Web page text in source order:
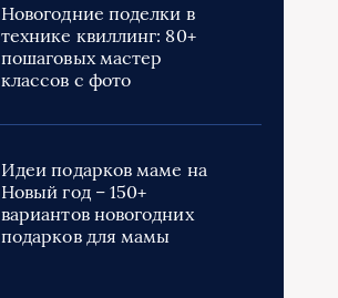
Новогодние поделки в
технике квиллинг: 80+
пошаговых мастер
классов с фото
Идеи подарков маме на
Новый год – 150+
вариантов новогодних
подарков для мамы